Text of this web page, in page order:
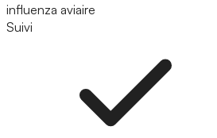
influenza aviaire
Suivi